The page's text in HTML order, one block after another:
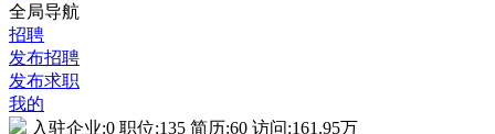
全局导航
招聘
发布招聘
发布求职
我的
入驻企业:0 职位:135 简历:60 访问:161.95万